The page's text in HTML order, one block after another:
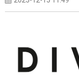
会社情報